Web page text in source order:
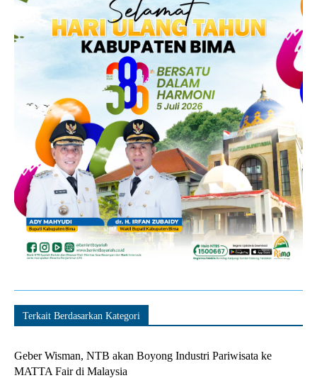
Terkait Berdasarkan Kategori
Geber Wisman, NTB akan Boyong Industri Pariwisata ke
MATTA Fair di Malaysia